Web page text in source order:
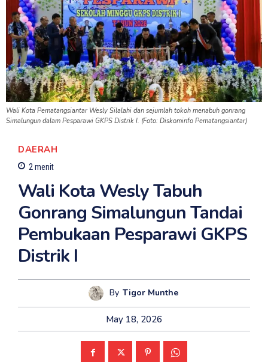
Wali Kota Pematangsiantar Wesly Silalahi dan sejumlah tokoh menabuh gonrang
Simalungun dalam Pesparawi GKPS Distrik I. (Foto: Diskominfo Pematangsiantar)
DAERAH
2 menit
Wali Kota Wesly Tabuh
Gonrang Simalungun Tandai
Pembukaan Pesparawi GKPS
Distrik I
By Tigor Munthe
May 18, 2026